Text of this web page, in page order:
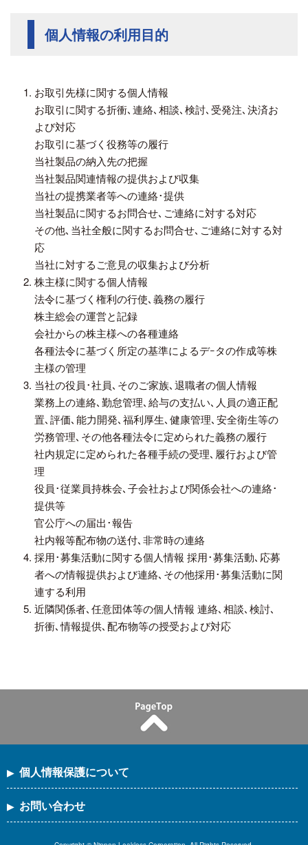
個人情報の利用目的
お取引先様に関する個人情報
お取引に関する折衝､連絡､相談､検討､受発注､決済お
よび対応
お取引に基づく役務等の履行
当社製品の納入先の把握
当社製品関連情報の提供および収集
当社の提携業者等への連絡･提供
当社製品に関するお問合せ､ご連絡に対する対応
その他､当社全般に関するお問合せ､ご連絡に対する対
応
当社に対するご意見の収集および分析
株主様に関する個人情報
法令に基づく権利の行使､義務の履行
株主総会の運営と記録
会社からの株主様への各種連絡
各種法令に基づく所定の基準によるデｰタの作成等株
主様の管理
当社の役員･社員､そのご家族､退職者の個人情報
業務上の連絡､勤怠管理､給与の支払い､人員の適正配
置､評価､能力開発､福利厚生､健康管理､安全衛生等の
労務管理､その他各種法令に定められた義務の履行
社内規定に定められた各種手続の受理､履行および管
理
役員･従業員持株会､子会社および関係会社への連絡･
提供等
官公庁への届出･報告
社内報等配布物の送付､非常時の連絡
採用･募集活動に関する個人情報 採用･募集活動､応募
者への情報提供および連絡､その他採用･募集活動に関
連する利用
近隣関係者､任意団体等の個人情報 連絡､相談､検討､
折衝､情報提供､配布物等の授受および対応
個人情報保護について
お問い合わせ